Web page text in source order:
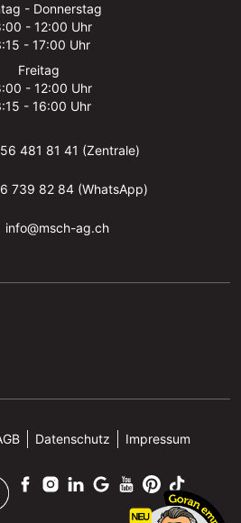
- Donnerstag
- 12:00 Uhr
- 17:00 Uhr
Freitag
- 12:00 Uhr
- 16:00 Uhr
481 81 41 (Zentrale)
739 82 84 (WhatsApp)
info@msch-ag.ch
Datenschutz Impressum